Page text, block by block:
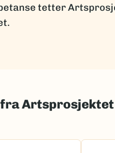
tetter
Artsprosjektet